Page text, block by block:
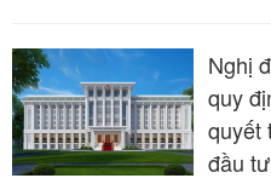
Nghị
quy
quyết
đầu